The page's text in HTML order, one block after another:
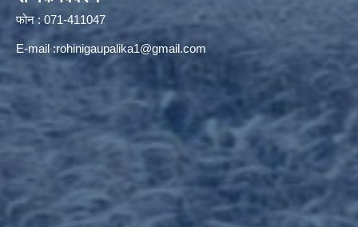
फोन : 071-411047
E-mail :rohinigaupalika1@gmail.com